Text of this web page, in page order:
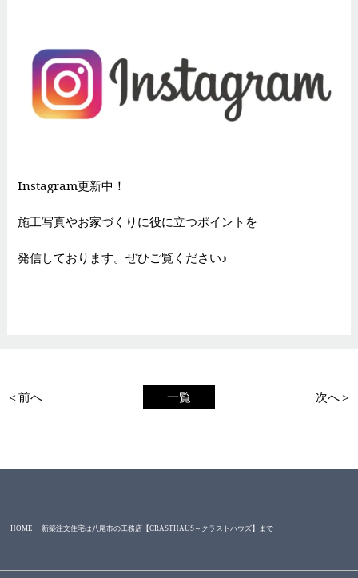
Instagram更新中！
施工写真やお家づくりに役に立つポイントを
発信しております。ぜひご覧ください♪
一覧
＜前へ 次へ＞
HOME ｜新築注文住宅は八尾市の工務店【CRASTHAUS～クラストハウズ】まで